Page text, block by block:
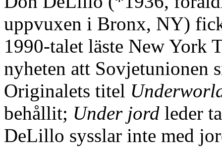
uppvuxen i Bronx, NY)
1990-talet läste New York
nyheten att Sovjetunionen
Originalets titel
behållit; Under jord leder
DeLillo sysslar inte med